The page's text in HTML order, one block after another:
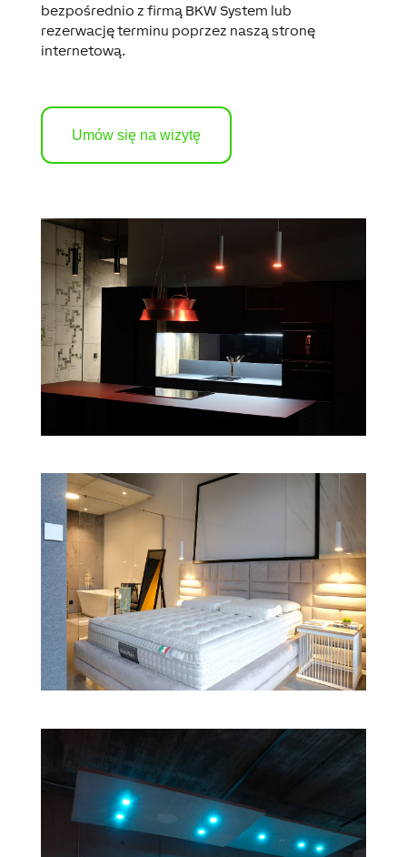
bezpośrednio z firmą BKW System lub
rezerwację terminu poprzez naszą stronę
internetową.
Umów się na wizytę